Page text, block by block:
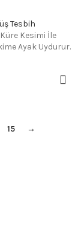
Tesbih
Küre Kesimi İle
Ayak Uydurur.
15 →